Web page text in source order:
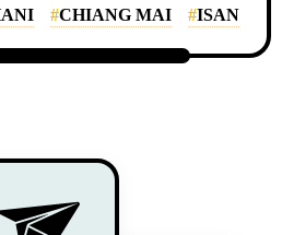
CHIANG MAI ISAN